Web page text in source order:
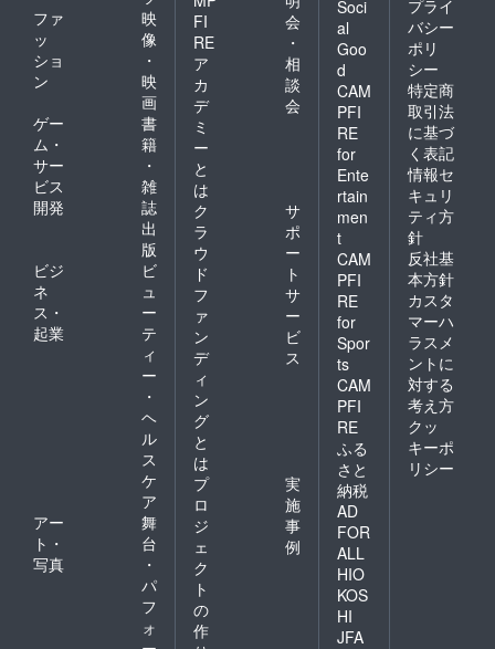
ファ
ッ
ショ
ン
映
像
・
映
画
ゲー
ム・
サー
ビス
開発
書
籍
・
雑
誌
出
版
ビジ
ネ
ス・
起業
ビ
ュ
ー
テ
ィ
ー
・
ヘ
ル
ス
ケ
ア
アー
ト・
写真
舞
台
・
パ
フ
ォ
FI
RE
ア
カ
デ
ミ
ー
と
は
会
・
相
談
会
ク
ラ
ウ
ド
フ
ァ
ン
デ
ィ
ン
グ
と
は
サ
ポ
ー
ト
サ
ー
ビ
ス
プ
ロ
ジ
ェ
ク
ト
の
作
実
施
事
例
Soci
al
Goo
d
CAM
PFI
RE
for
Ente
rtain
men
t
CAM
PFI
RE
for
Spor
ts
CAM
PFI
RE
ふる
さと
納税
AD
FOR
ALL
HIO
KOS
HI
JFA
プライ
バシー
ポリ
シー
特定商
取引法
に基づ
く表記
情報セ
キュリ
ティ方
針
反社基
本方針
カスタ
マーハ
ラスメ
ントに
対する
考え方
クッ
キーポ
リシー